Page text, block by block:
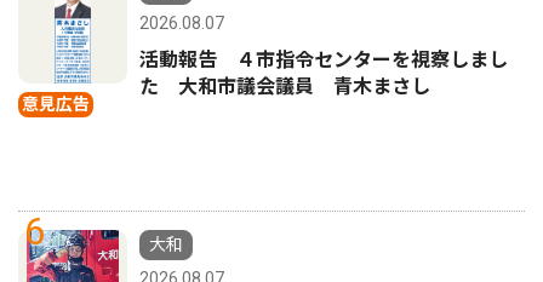
意見広告
2026.08.07
活動報告 ４市指令センターを視察しまし
た 大和市議会議員 青木まさし
6
大和
2026.08.07